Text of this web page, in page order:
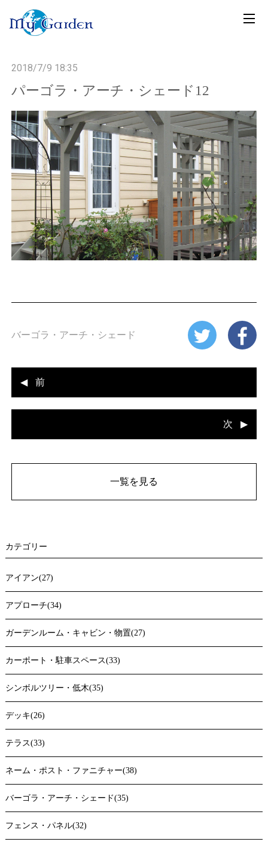
2018/7/9 18:35
パーゴラ・アーチ・シェード12
バーゴラ・アーチ・シェード
前
次
一覧を見る
カテゴリー
アイアン(27)
アプローチ(34)
ガーデンルーム・キャビン・物置(27)
カーポート・駐車スペース(33)
シンボルツリー・低木(35)
デッキ(26)
テラス(33)
ネーム・ポスト・ファニチャー(38)
バーゴラ・アーチ・シェード(35)
フェンス・パネル(32)
t
n
a
g
a
t
i
o